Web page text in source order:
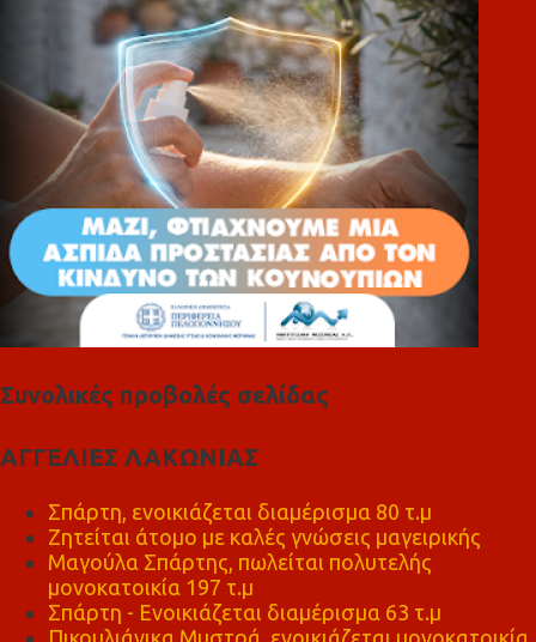
Συνολικές προβολές σελίδας
ΑΓΓΕΛΙΕΣ ΛΑΚΩΝΙΑΣ
Σπάρτη, ενοικιάζεται διαμέρισμα 80 τ.μ
Ζητείται άτομο με καλές γνώσεις μαγειρικής
Μαγούλα Σπάρτης, πωλείται πολυτελής
μονοκατοικία 197 τ.μ
Σπάρτη - Ενοικιάζεται διαμέρισμα 63 τ.μ
Πικουλιάνικα Μυστρά, ενοικιάζεται μονοκατοικία